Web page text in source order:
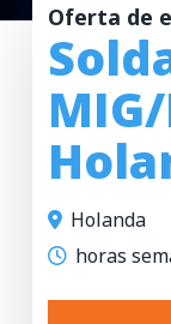
Oferta de
Holanda
horas